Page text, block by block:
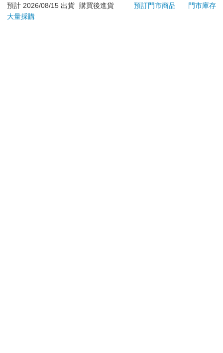
若非上列種類商品，均享有到貨7天的猶豫期（含例假
日）。
預計 2026/08/15 出貨 購買後進貨 預訂門市商品
門市庫存
大量採購